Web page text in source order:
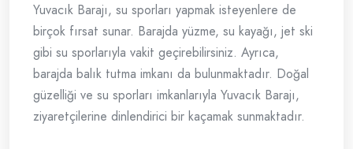
Yuvacık Barajı, su sporları yapmak isteyenlere de
birçok fırsat sunar. Barajda yüzme, su kayağı, jet ski
gibi su sporlarıyla vakit geçirebilirsiniz. Ayrıca,
barajda balık tutma imkanı da bulunmaktadır. Doğal
güzelliği ve su sporları imkanlarıyla Yuvacık Barajı,
ziyaretçilerine dinlendirici bir kaçamak sunmaktadır.